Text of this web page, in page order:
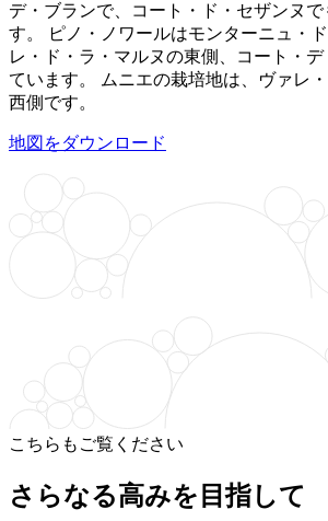
デ・ブランで、コート・ド・セザンヌで
す。
ピノ・ノワールはモンターニュ・
レ・ド・ラ・マルヌの東側、コート・
ています。
ムニエの栽培地は、ヴァレ
西側です。
地図をダウンロード
こちらもご覧ください
さらなる高みを目指して